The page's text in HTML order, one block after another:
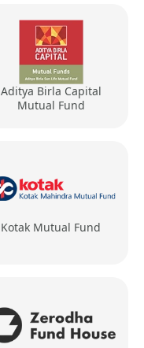
Aditya Birla Capital
Mutual Fund
Kotak Mutual Fund